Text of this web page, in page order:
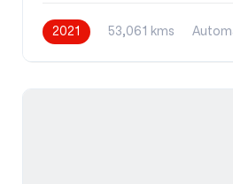
2021 53,061 kms